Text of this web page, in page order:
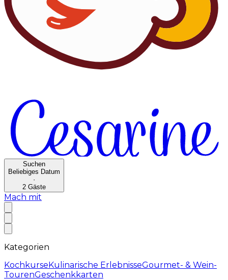
Suchen
Beliebiges Datum
·
2 Gäste
Mach mit
Kategorien
KochkurseKulinarische ErlebnisseGourmet- & Wein-
TourenGeschenkkarten